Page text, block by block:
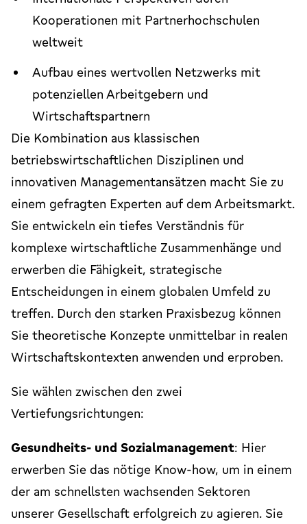
Kooperationen mit Partnerhochschulen
weltweit
Aufbau eines wertvollen Netzwerks mit
potenziellen Arbeitgebern und
Wirtschaftspartnern
Die Kombination aus klassischen
betriebswirtschaftlichen Disziplinen und
innovativen Managementansätzen macht Sie zu
einem gefragten Experten auf dem Arbeitsmarkt.
Sie entwickeln ein tiefes Verständnis für
komplexe wirtschaftliche Zusammenhänge und
erwerben die Fähigkeit, strategische
Entscheidungen in einem globalen Umfeld zu
treffen. Durch den starken Praxisbezug können
Sie theoretische Konzepte unmittelbar in realen
Wirtschaftskontexten anwenden und erproben.
Sie wählen zwischen den zwei
Vertiefungsrichtungen:
Gesundheits- und Sozialmanagement: Hier
erwerben Sie das nötige Know-how, um in einem
der am schnellsten wachsenden Sektoren
unserer Gesellschaft erfolgreich zu agieren. Sie